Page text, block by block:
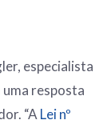
especialista
resposta
“A Lei nº